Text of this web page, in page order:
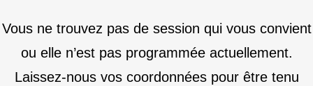
Vous ne trouvez pas de session qui vous convient
ou elle n’est pas programmée actuellement.
Laissez-nous vos coordonnées pour être tenu